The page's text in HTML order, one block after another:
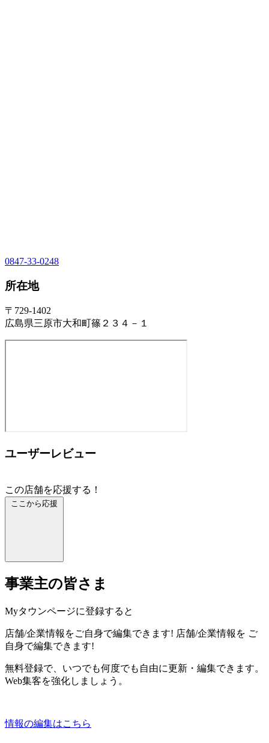
0847-33-0248
所在地
〒729-1402
広島県三原市大和町篠２３４－１
ユーザーレビュー
この店舗を応援する！
ここから応援
事業主の皆さま
Myタウンページに登録すると
店舗/企業情報をご自身で編集できます! 店舗/企業情報を ご
自身で編集できます!
無料登録で、いつでも何度でも自由に更新・編集できます。
Web集客を強化しましょう。
情報の編集はこちら